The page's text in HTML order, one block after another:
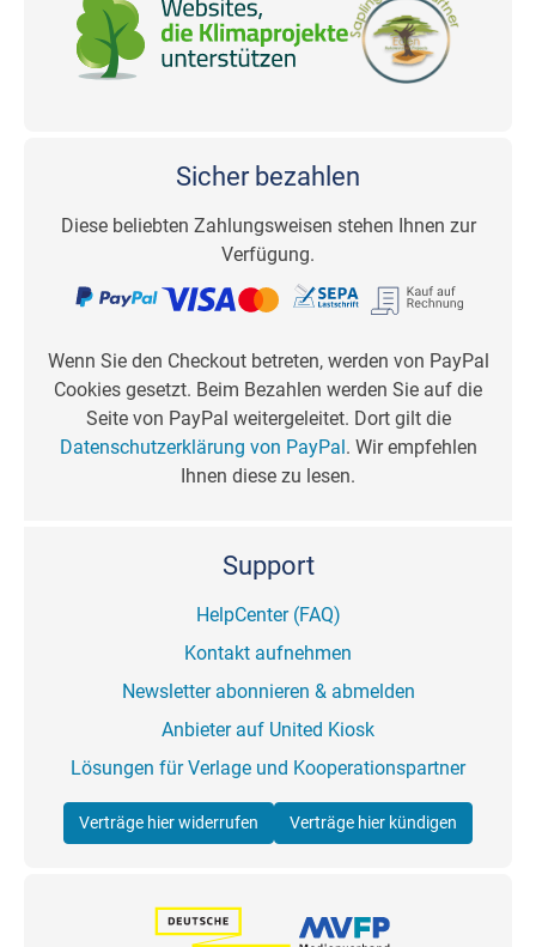
Sicher bezahlen
Diese beliebten Zahlungsweisen stehen Ihnen zur
Verfügung.
Wenn Sie den Checkout betreten, werden von PayPal
Cookies gesetzt. Beim Bezahlen werden Sie auf die
Seite von PayPal weitergeleitet. Dort gilt die
Datenschutzerklärung von PayPal . Wir empfehlen
Ihnen diese zu lesen.
Support
HelpCenter (FAQ)
Kontakt aufnehmen
Newsletter abonnieren & abmelden
Anbieter auf United Kiosk
Lösungen für Verlage und Kooperationspartner
Verträge hier widerrufen Verträge hier kündigen